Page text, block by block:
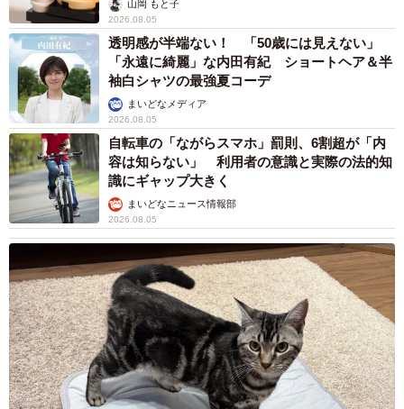
山岡 もと子
2026.08.05
透明感が半端ない！ 「50歳には見えない」
「永遠に綺麗」な内田有紀 ショートヘア＆半
袖白シャツの最強夏コーデ
まいどなメディア
2026.08.05
自転車の「ながらスマホ」罰則、6割超が「内
容は知らない」 利用者の意識と実際の法的知
識にギャップ大きく
まいどなニュース情報部
2026.08.05